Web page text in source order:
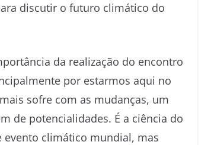
discutir o futuro climático do
da realização do encontro
por estarmos aqui no
sofre com as mudanças, um
de potencialidades. É a ciência do
evento climático mundial, mas